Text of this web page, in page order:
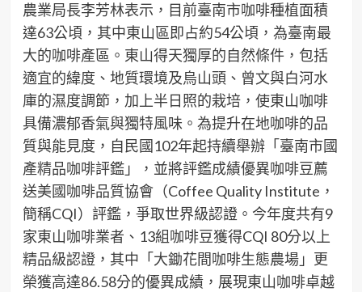
農業局長李芳林表示，目前臺南市咖啡種植面積
達63公頃，其中東山區即占約54公頃，為臺南最
大的咖啡產區。東山得天獨厚的自然條件，包括
適宜的緯度、地質環境及烏山頭、曾文與白河水
庫的濕度調節，加上半日照的栽培，使東山咖啡
具備濃郁香氣與獨特風味。為提升在地咖啡的品
質與能見度，自民國102年起持續舉辦「臺南市國
產精品咖啡評鑑」，並將評鑑成績優異咖啡豆薦
送美國咖啡品質協會（Coffee Quality Institute，
簡稱CQI）評鑑，爭取世界級認證。今年度共有9
家東山咖啡業者、13組咖啡豆獲得CQI 80分以上
精品級認證，其中「大鋤花間咖啡生態農場」更
榮獲高達86.58分的優異成績，展現東山咖啡卓越